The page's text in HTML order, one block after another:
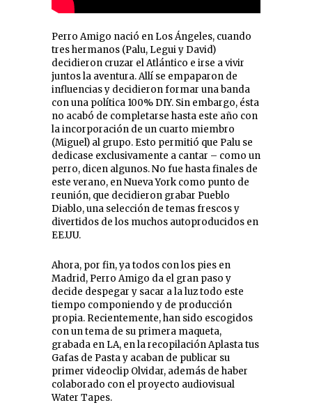
Perro Amigo nació en Los Ángeles, cuando
tres hermanos (Palu, Legui y David)
decidieron cruzar el Atlántico e irse a vivir
juntos la aventura. Allí se empaparon de
influencias y decidieron formar una banda
con una política 100% DIY. Sin embargo, ésta
no acabó de completarse hasta este año con
la incorporación de un cuarto miembro
(Miguel) al grupo. Esto permitió que Palu se
dedicase exclusivamente a cantar – como un
perro, dicen algunos. No fue hasta finales de
este verano, en Nueva York como punto de
reunión, que decidieron grabar Pueblo
Diablo, una selección de temas frescos y
divertidos de los muchos autoproducidos en
EE.UU.
Ahora, por fin, ya todos con los pies en
Madrid, Perro Amigo da el gran paso y
decide despegar y sacar a la luz todo este
tiempo componiendo y de producción
propia. Recientemente, han sido escogidos
con un tema de su primera maqueta,
grabada en LA, en la recopilación Aplasta tus
Gafas de Pasta y acaban de publicar su
primer videoclip Olvidar, además de haber
colaborado con el proyecto audiovisual
Water Tapes.